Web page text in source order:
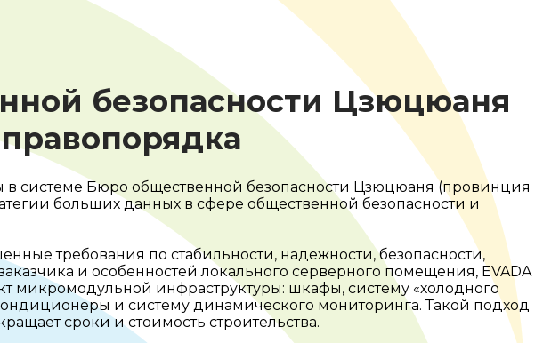
безопасности Цзюцюаня
системе Бюро общественной безопасности Цзюцюаня (провинция
больших данных в сфере общественной безопасности и
требования по стабильности, надежности, безопасности,
и особенностей локального серверного помещения, EVADA
инфраструктуры: шкафы, систему «холодного
и систему динамического мониторинга. Такой подход
сроки и стоимость строительства.